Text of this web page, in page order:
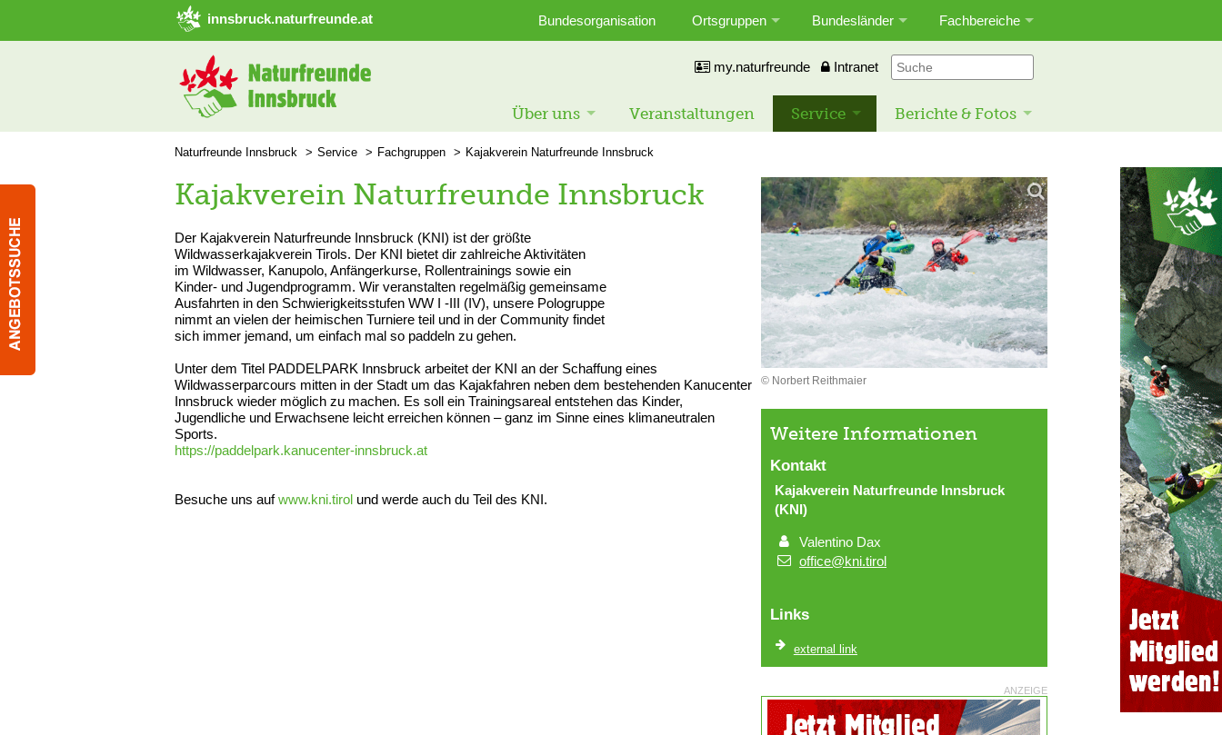
➜ Hauptregion der Seite anspringen
innsbruck.naturfreunde.at Bundesorganisation Ortsgruppen Bundesländer Fachbereiche
my.naturfreunde Intranet
Über uns Veranstaltungen Service Berichte & Fotos
Naturfreunde Innsbruck Service Fachgruppen Kajakverein Naturfreunde Innsbruck
Kajakverein Naturfreunde Innsbruck
Der Kajakverein Naturfreunde Innsbruck (KNI) ist der größte
Wildwasserkajakverein Tirols. Der KNI bietet dir zahlreiche Aktivitäten
im Wildwasser, Kanupolo, Anfängerkurse, Rollentrainings sowie ein
Kinder- und Jugendprogramm. Wir veranstalten regelmäßig gemeinsame
Ausfahrten in den Schwierigkeitsstufen WW I -III (IV), unsere Pologruppe
nimmt an vielen der heimischen Turniere teil und in der Community findet
sich immer jemand, um einfach mal so paddeln zu gehen.
Unter dem Titel PADDELPARK Innsbruck arbeitet der KNI an der Schaffung eines
Wildwasserparcours mitten in der Stadt um das Kajakfahren neben dem bestehenden Kanucenter
Innsbruck wieder möglich zu machen. Es soll ein Trainingsareal entstehen das Kinder,
Jugendliche und Erwachsene leicht erreichen können – ganz im Sinne eines klimaneutralen
Sports.
https://paddelpark.kanucenter-innsbruck.at
Besuche uns aufwww.kni.tirol und werde auch du Teil des KNI.
© Norbert Reithmaier
Weitere Informationen
Kontakt
Kajakverein Naturfreunde Innsbruck
(KNI)
Valentino Dax
office@kni.tirol
Links
external link
ANZEIGE